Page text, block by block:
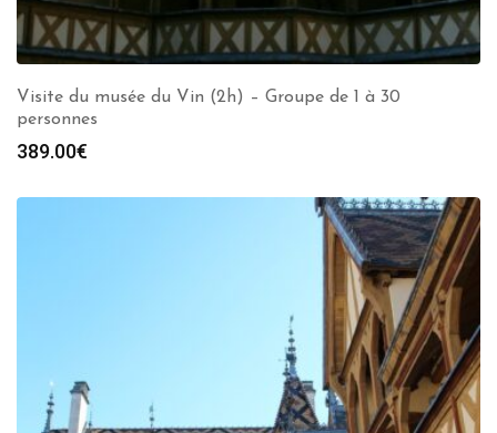
Visite du musée du Vin (2h) – Groupe de 1 à 30
personnes
389.00€